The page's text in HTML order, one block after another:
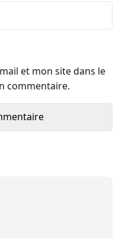
et mon site dans le
commentaire.